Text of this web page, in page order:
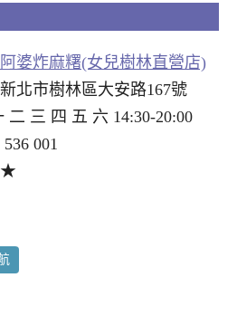
婆炸麻糬(女兒樹林直營店)
北市樹林區大安路167號
二 三 四 五 六 14:30-20:00
001